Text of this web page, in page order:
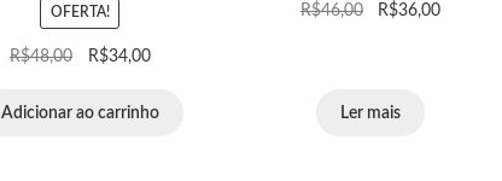
OFERTA!
R$48,00 R$34,00
Adicionar ao carrinho
R$46,00 R$36,00
Ler mais